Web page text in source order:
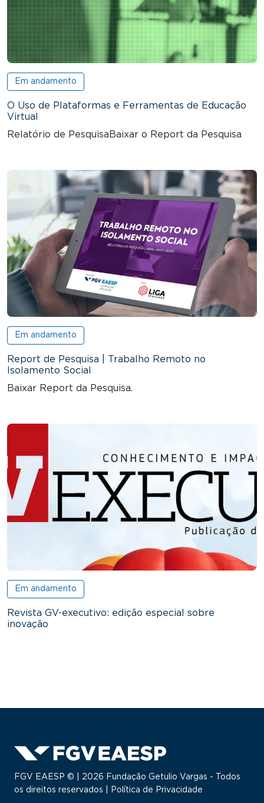
Em andamento
O Uso de Plataformas e Ferramentas de Educação
Virtual
Relatório de PesquisaBaixar o Report da Pesquisa
Em andamento
Report de Pesquisa | Trabalho Remoto no
Isolamento Social
Baixar Report da Pesquisa.
Em andamento
Revista GV-executivo: edição especial sobre
inovação
FGV EAESP © | 2026 Fundação Getulio Vargas - Todos
os direitos reservados |
Política de Privacidade